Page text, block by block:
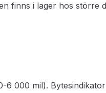
finns i lager hos större
6 000 mil).